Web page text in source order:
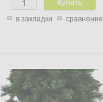
в закладки сравнение